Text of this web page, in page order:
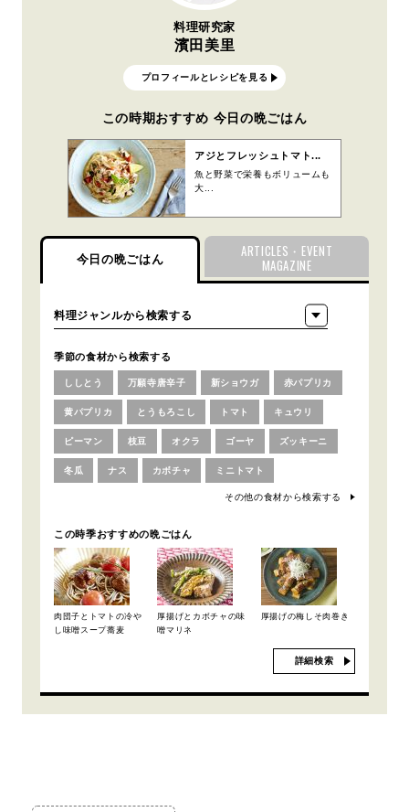
料理研究家
濱田美里
プロフィールとレシピを見る
この時期おすすめ 今日の晩ごはん
アジとフレッシュトマト...
魚と野菜で栄養もボリュームも
大...
今日の晩ごはん
ARTICLES・EVENT
MAGAZINE
季節の食材から検索する
ししとう 万願寺唐辛子 新ショウガ 赤パプリカ
黄パプリカ とうもろこし トマト キュウリ
ピーマン 枝豆 オクラ ゴーヤ ズッキーニ
冬瓜 ナス カボチャ ミニトマト
その他の食材から検索する
この時季おすすめの晩ごはん
肉団子とトマトの冷や
し味噌スープ蕎麦
厚揚げとカボチャの味
噌マリネ
厚揚げの梅しそ肉巻き
詳細検索